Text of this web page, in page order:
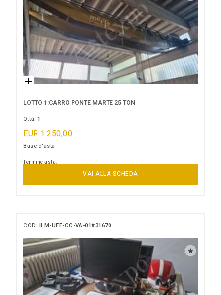
LOTTO 1:CARRO PONTE MARTE 25 TON
Q.tà:1
EUR 1.250,00
Base d'asta
Termine asta:
VAI ALLA SCHEDA
COD: ILM-UFF-CC-VA-01#31670